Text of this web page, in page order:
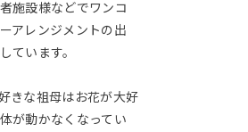
施設様などでワンコ
アレンジメントの出
ています。
きな祖母はお花が大好
が動かなくなってい